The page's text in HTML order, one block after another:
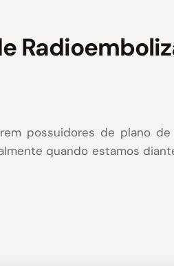
possuidores de plano
quando estamos